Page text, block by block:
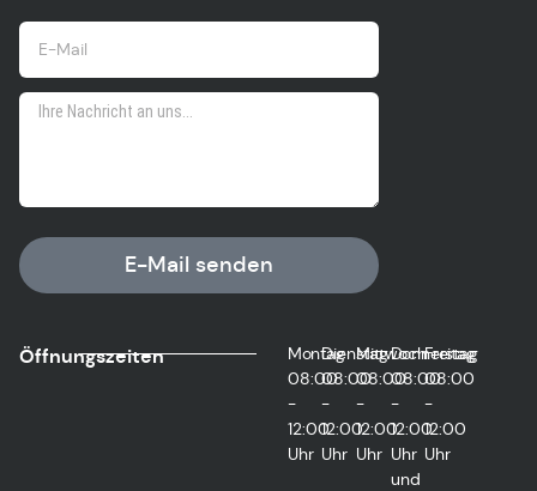
E-Mail senden
Öffnungszeiten
Montag
08:00
-
12:00
Uhr
Dienstag
08:00
-
12:00
Uhr
Mittwoch
08:00
-
12:00
Uhr
Donnerstag
08:00
-
12:00
Uhr
und
Freitag
08:00
-
12:00
Uhr